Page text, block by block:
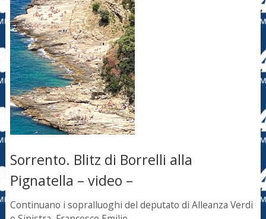
Sorrento. Blitz di Borrelli alla
Pignatella – video –
Continuano i sopralluoghi del deputato di Alleanza Verdi